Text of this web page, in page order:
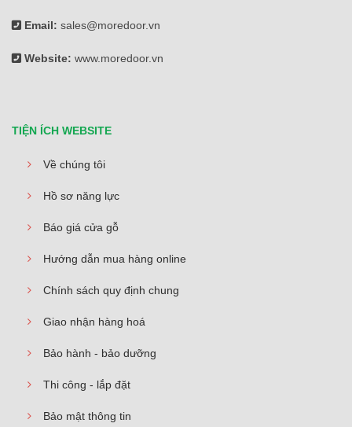
Email: sales@moredoor.vn
Website: www.moredoor.vn
TIỆN ÍCH WEBSITE
Về chúng tôi
Hồ sơ năng lực
Báo giá cửa gỗ
Hướng dẫn mua hàng online
Chính sách quy định chung
Giao nhận hàng hoá
Bảo hành - bảo dưỡng
Thi công - lắp đặt
Bảo mật thông tin